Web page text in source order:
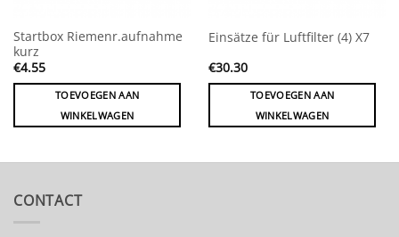
Startbox Riemenr.aufnahme
kurz
€4.55
TOEVOEGEN AAN
WINKELWAGEN
Einsätze für Luftfilter (4) X7
€30.30
TOEVOEGEN AAN
WINKELWAGEN
CONTACT